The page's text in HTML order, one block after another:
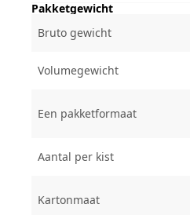
Pakketgewicht
Bruto gewicht
Volumegewicht
Een pakketformaat
Aantal per kist
Kartonmaat